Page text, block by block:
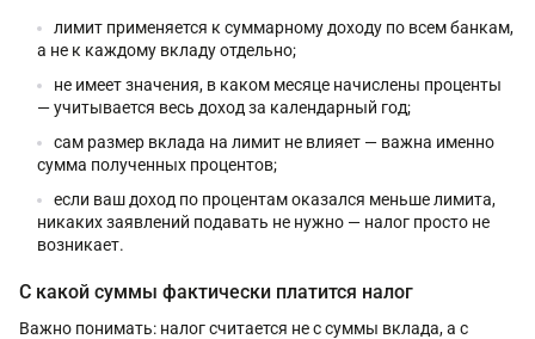
лимит применяется к суммарному доходу по всем банкам,
а не к каждому вкладу отдельно;
не имеет значения, в каком месяце начислены проценты
— учитывается весь доход за календарный год;
сам размер вклада на лимит не влияет — важна именно
сумма полученных процентов;
если ваш доход по процентам оказался меньше лимита,
никаких заявлений подавать не нужно — налог просто не
возникает.
С какой суммы фактически платится налог
Важно понимать: налог считается не с суммы вклада, а с